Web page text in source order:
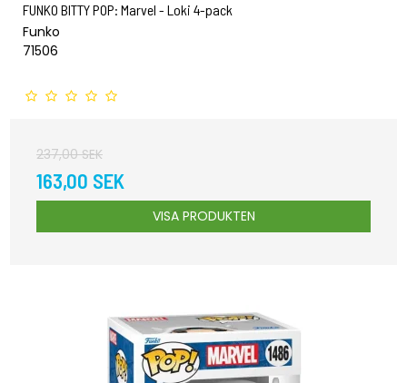
FUNKO BITTY POP: Marvel - Loki 4-pack
Funko
71506
237,00 SEK
163,00 SEK
VISA PRODUKTEN